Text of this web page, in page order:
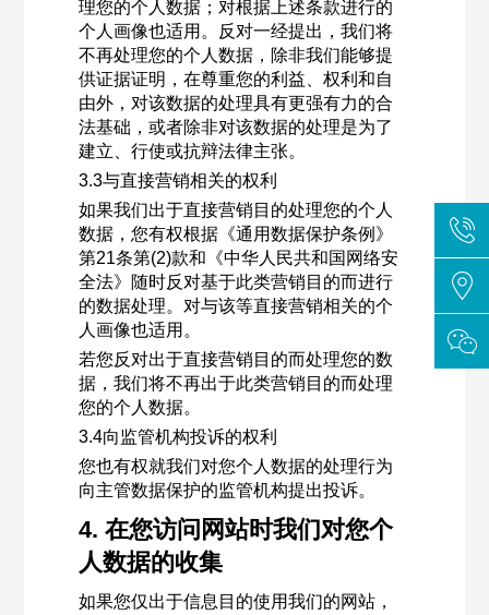
理您的个人数据；对根据上述条款进行的
个人画像也适用。反对一经提出，我们将
不再处理您的个人数据，除非我们能够提
供证据证明，在尊重您的利益、权利和自
由外，对该数据的处理具有更强有力的合
法基础，或者除非对该数据的处理是为了
建立、行使或抗辩法律主张。
3.3与直接营销相关的权利
如果我们出于直接营销目的处理您的个人
数据，您有权根据《通用数据保护条例》
第21条第(2)款和《中华人民共和国网络安
全法》随时反对基于此类营销目的而进行
的数据处理。对与该等直接营销相关的个
人画像也适用。
若您反对出于直接营销目的而处理您的数
据，我们将不再出于此类营销目的而处理
您的个人数据。
3.4向监管机构投诉的权利
您也有权就我们对您个人数据的处理行为
向主管数据保护的监管机构提出投诉。
4. 在您访问网站时我们对您个
人数据的收集
如果您仅出于信息目的使用我们的网站，